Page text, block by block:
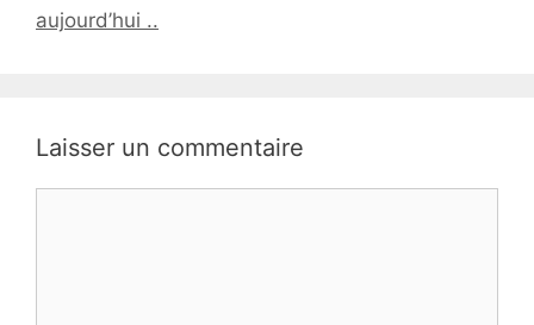
aujourd’hui ..
Laisser un commentaire